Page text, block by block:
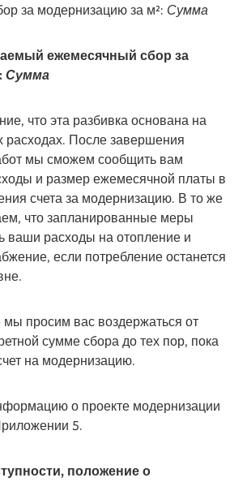
за модернизацию за м²: Сумма
ежемесячный сбор за
Сумма
что эта разбивка основана на
расходах. После завершения
мы сможем сообщить вам
и размер ежемесячной платы в
счета за модернизацию. В то же
что запланированные меры
ваши расходы на отопление и
если потребление останется
мы просим вас воздержаться от
сумме сбора до тех пор, пока
на модернизацию.
о проекте модернизации
5.
положение о